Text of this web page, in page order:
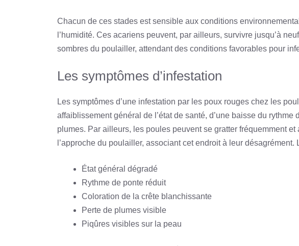
Chacun de ces stades est sensible aux conditions
l’humidité. Ces acariens peuvent, par ailleurs, survivre jusqu’à
sombres du poulailler, attendant des conditions favorables pour
Les symptômes d’infestation
Les symptômes d’une infestation par les poux rouges chez les
affaiblissement général de l’état de santé, d’une baisse du rythme
plumes. Par ailleurs, les poules peuvent se gratter fréquemment
l’approche du poulailler, associant cet endroit à leur
État général dégradé
Rythme de ponte réduit
Coloration de la crête blanchissante
Perte de plumes visible
Piqûres visibles sur la peau